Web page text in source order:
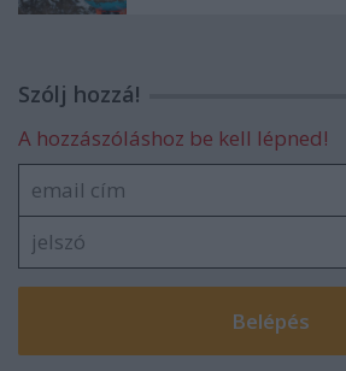
Szólj hozzá!
A hozzászóláshoz be kell lépned!